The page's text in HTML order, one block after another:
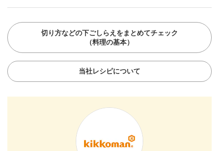
切り方などの下ごしらえをまとめてチェック
（料理の基本）
当社レシピについて